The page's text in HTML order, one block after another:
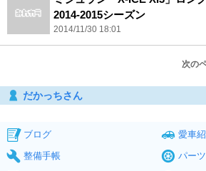
2014-2015シーズン
2014/11/30 18:01
次の
だかっちさん
ブログ
愛車
整備手帳
パー